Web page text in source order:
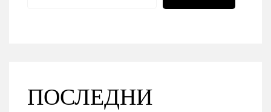
ПОСЛЕДНИ